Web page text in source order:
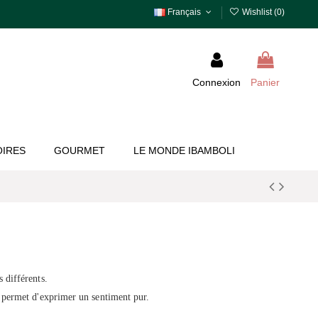
Français Wishlist (0)
Connexion Panier
GOURMET LE MONDE IBAMBOLI
différents.
d'exprimer un sentiment pur.